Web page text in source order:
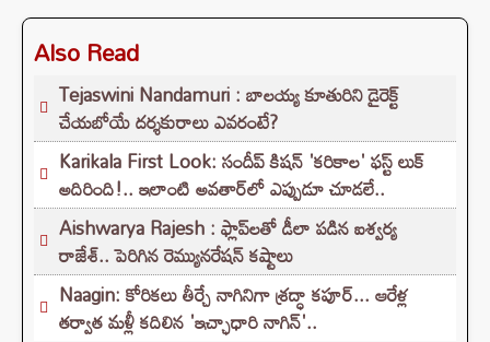
Also Read
Tejaswini Nandamuri : బాలయ్య కూతురిని డైరెక్ట్
చేయబోయే దర్శకురాలు ఎవరంటే?
Karikala First Look: సందీప్ కిషన్ 'కరికాల' ఫస్ట్ లుక్
అదిరింది!.. ఇలాంటి అవతార్‌లో ఎప్పుడూ చూడలే..
Aishwarya Rajesh : ఫ్లాప్‌లతో డీలా పడిన ఐశ్వర్య
రాజేశ్.. పెరిగిన రెమ్యునరేషన్‌ కష్టాలు
Naagin: కోరికలు తీర్చే నాగినిగా శ్రద్ధా కపూర్... ఆరేళ్ల
తర్వాత మళ్లీ కదిలిన 'ఇచ్ఛాధారి నాగిన్'..